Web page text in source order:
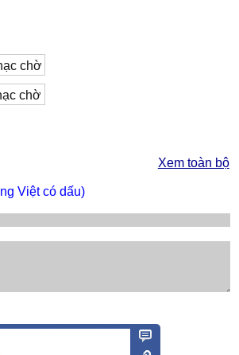
chờ
chờ
Xem toàn bộ
Việt có dấu)